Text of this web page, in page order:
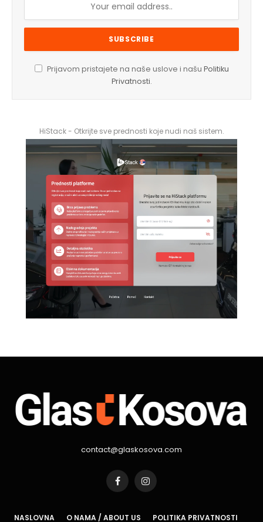
Prijavom pristajete na naše uslove i našu Politiku
Privatnosti.
HiStack - Otkrijte sve prednosti koje nudi naš sistem.
contact@glaskosova.com
FacebookInstagram
NASLOVNA O NAMA / ABOUT US POLITIKA PRIVATNOSTI